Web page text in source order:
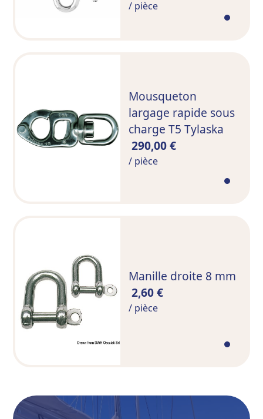
/ pièce
Mousqueton
largage rapide sous
charge T5 Tylaska
290,00 €
/ pièce
Manille droite 8 mm
2,60 €
/ pièce